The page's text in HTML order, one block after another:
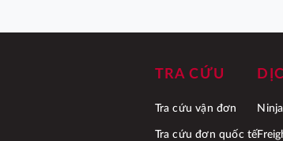
TRA CỨU
Tra cứu vận đơn
Tra cứu đơn quốc tế